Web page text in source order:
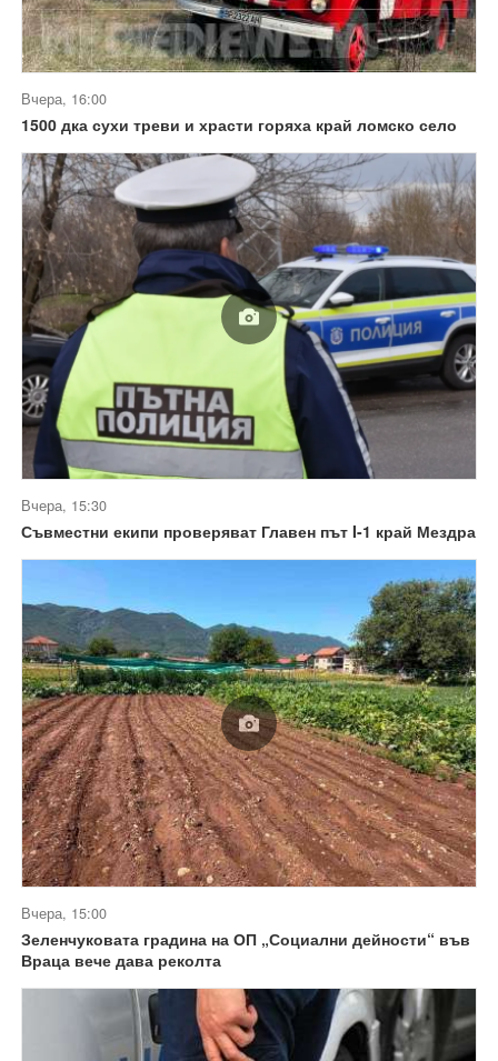
Вчера, 16:00
1500 дка сухи треви и храсти горяха край ломско село
Вчера, 15:30
Съвместни екипи проверяват Главен път I-1 край Мездра
Вчера, 15:00
Зеленчуковата градина на ОП „Социални дейности“ във
Враца вече дава реколта